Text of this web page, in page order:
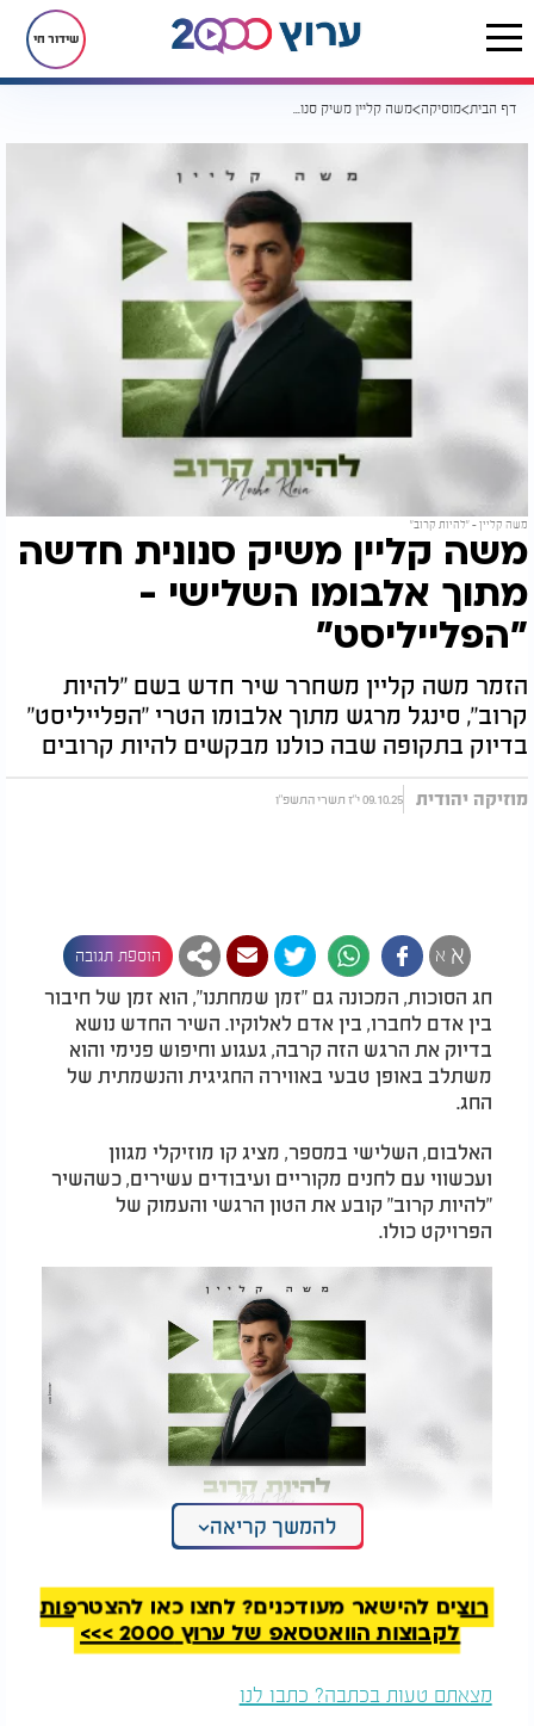
שידור חי
דף הבית מוסיקה משה קליין משיק סנונית חדשה מתוך אלבומו השלישי - "הפלייליסט"
משה קליין - "להיות קרוב"
משה קליין משיק סנונית חדשה
מתוך אלבומו השלישי -
"הפלייליסט"
הזמר משה קליין משחרר שיר חדש בשם "להיות
קרוב", סינגל מרגש מתוך אלבומו הטרי "הפלייליסט"
בדיוק בתקופה שבה כולנו מבקשים להיות קרובים
מוזיקה יהודית 09.10.25 י"ז תשרי התשפ"ו
א א הוספת תגובה
חג הסוכות, המכונה גם "זמן שמחתנו", הוא זמן של חיבור
בין אדם לחברו, בין אדם לאלוקיו. השיר החדש נושא
בדיוק את הרגש הזה קרבה, געגוע וחיפוש פנימי והוא
משתלב באופן טבעי באווירה החגיגית והנשמתית של
החג.
האלבום, השלישי במספר, מציג קו מוזיקלי מגוון
ועכשווי עם לחנים מקוריים ועיבודים עשירים, כשהשיר
"להיות קרוב" קובע את הטון הרגשי והעמוק של
הפרויקט כולו.
משה קליין - "להיות קרוב"
להמשך קריאה
רוצים להישאר מעודכנים? לחצו כאן להצטרפות
לקבוצות הוואטסאפ של ערוץ 2000 >>>
מצאתם טעות בכתבה? כתבו לנו